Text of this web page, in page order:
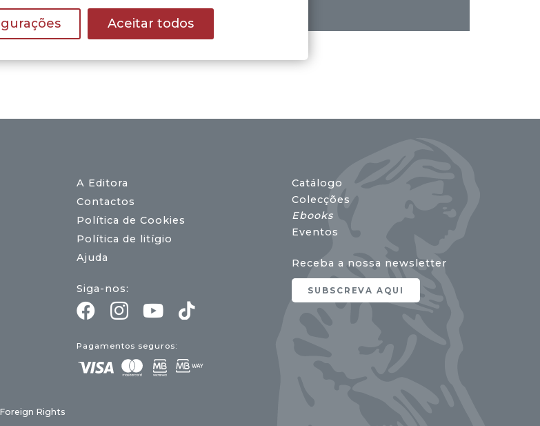
A Editora
Contactos
Política de Cookies
Política de litígio
Ajuda
Siga-nos:
Pagamentos seguros:
Catálogo
Colecções
Ebooks
Eventos
Receba a nossa newsletter
SUBSCREVA AQUI
Foreign Rights
Aceitar todos